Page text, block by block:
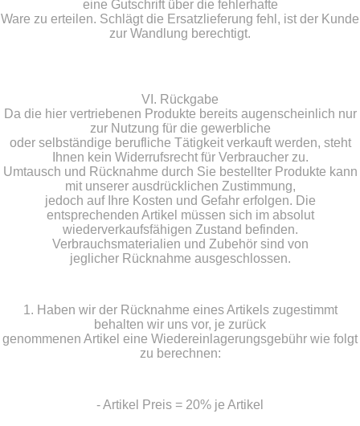
eine Gutschrift über die fehlerhafte
Ware zu erteilen. Schlägt die Ersatzlieferung fehl, ist der Kunde
zur Wandlung berechtigt.
VI. Rückgabe
Da die hier vertriebenen Produkte bereits augenscheinlich nur
zur Nutzung für die gewerbliche
oder selbständige berufliche Tätigkeit verkauft werden, steht
Ihnen kein Widerrufsrecht für Verbraucher zu.
Umtausch und Rücknahme durch Sie bestellter Produkte kann
mit unserer ausdrücklichen Zustimmung,
jedoch auf Ihre Kosten und Gefahr erfolgen. Die
entsprechenden Artikel müssen sich im absolut
wiederverkaufsfähigen Zustand befinden.
Verbrauchsmaterialien und Zubehör sind von
jeglicher Rücknahme ausgeschlossen.
1. Haben wir der Rücknahme eines Artikels zugestimmt
behalten wir uns vor, je zurück
genommenen Artikel eine Wiedereinlagerungsgebühr wie folgt
zu berechnen:
- Artikel Preis = 20% je Artikel